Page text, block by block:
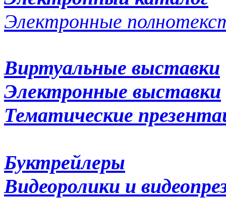
Электронные
Виртуальные выставки
Электронные выставки
Тематические
Буктрейлеры
Видеоролики и